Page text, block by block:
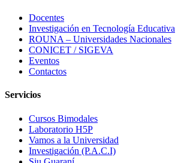
Docentes
Investigación en Tecnología Educativa
ROUNA – Universidades Nacionales
CONICET / SIGEVA
Eventos
Contactos
Servicios
Cursos Bimodales
Laboratorio H5P
Vamos a la Universidad
Investigación (P.A.C.I)